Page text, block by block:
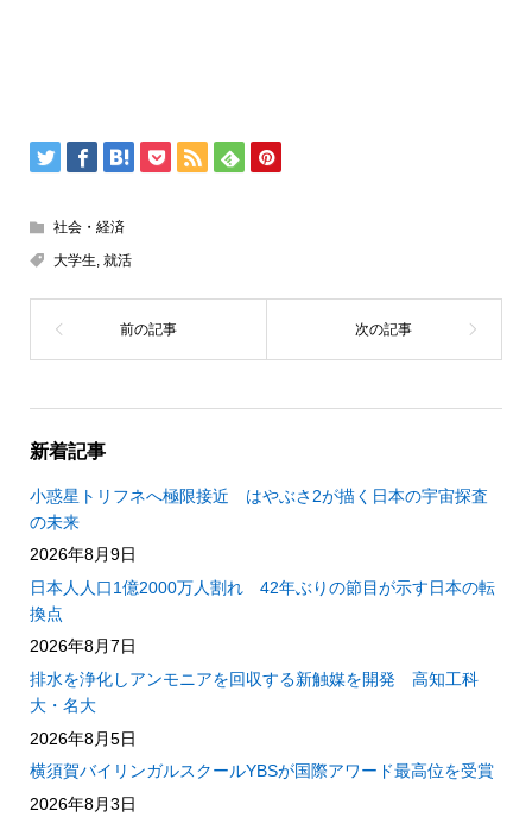
社会・経済
大学生 就活
新着記事
小惑星トリフネへ極限接近 はやぶさ2が描く日本の宇宙探査
の未来
2026年8月9日
日本人人口1億2000万人割れ 42年ぶりの節目が示す日本の転
換点
2026年8月7日
排水を浄化しアンモニアを回収する新触媒を開発 高知工科
大・名大
2026年8月5日
横須賀バイリンガルスクールYBSが国際アワード最高位を受賞
2026年8月3日